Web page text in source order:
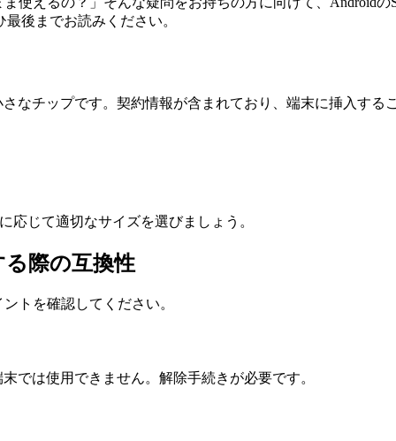
後までお読みください。
なチップです。契約情報が含まれており、端末に挿入す
応じて適切なサイズを選びましょう。
際の互換性
トを確認してください。
では使用できません。解除手続きが必要です。